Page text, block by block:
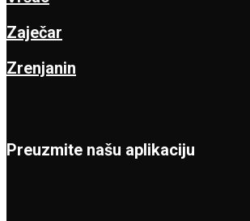
Zaječar
Zrenjanin
Preuzmite našu aplikaciju